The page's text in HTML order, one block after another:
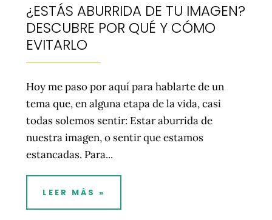
¿ESTÁS ABURRIDA DE TU IMAGEN?
DESCUBRE POR QUÉ Y CÓMO
EVITARLO
Hoy me paso por aquí para hablarte de un
tema que, en alguna etapa de la vida, casi
todas solemos sentir: Estar aburrida de
nuestra imagen, o sentir que estamos
estancadas. Para...
LEER MÁS »